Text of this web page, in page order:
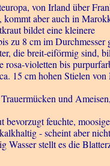
von Irland über
kommt aber auch in
bildet eine kleinere
zu 8 cm im Durchmesser
die breit-eiförmig sind,
rosa-violetten bis
15 cm hohen Stielen
und Ameisen
bevorzugt feuchte,
- scheint aber nicht
Wasser stellt es die